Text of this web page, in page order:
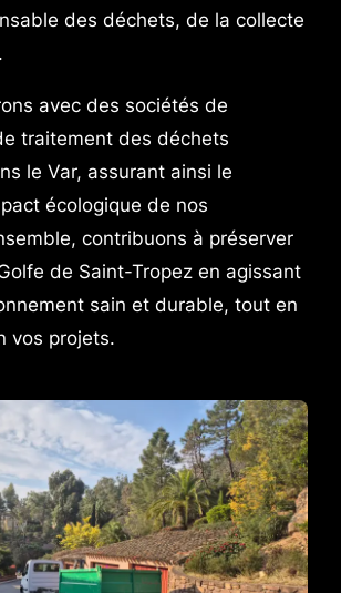
des déchets, de la collecte
avec des sociétés de
traitement des déchets
le Var, assurant ainsi le
écologique de nos
contribuons à préserver
de Saint-Tropez en agissant
sain et durable, tout en
vos projets.